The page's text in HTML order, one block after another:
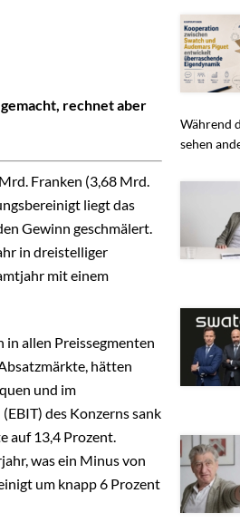
rechnet aber
Franken (3,68 Mrd.
liegt das
Gewinn geschmälert.
in dreistelliger
mit einem
in allen Preissegmenten
hätten
und im
des Konzerns sank
auf 13,4 Prozent.
was ein Minus von
um knapp 6 Prozent
Während
sehen